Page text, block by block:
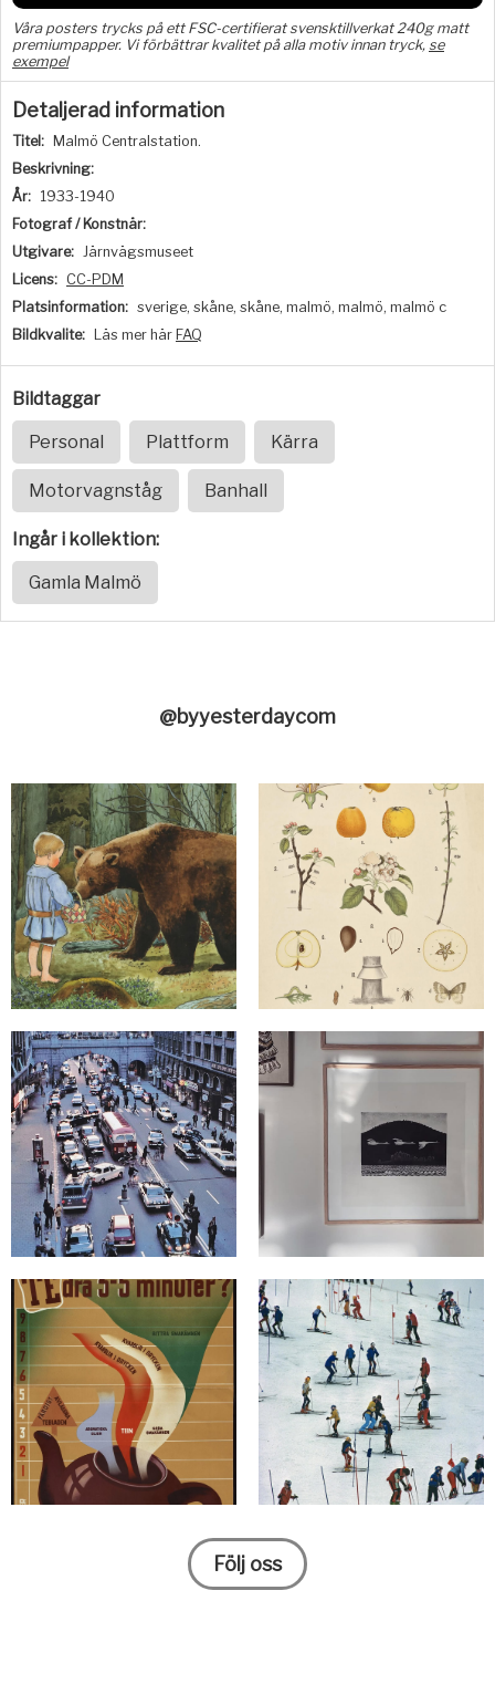
Våra posters trycks på ett FSC-certifierat svensktillverkat 240g matt
premiumpapper. Vi förbättrar kvalitet på alla motiv innan tryck, se
exempel
Detaljerad information
Titel:
Malmö Centralstation.
Beskrivning:
År: 1933-1940
Fotograf / Konstnär:
Utgivare: Järnvägsmuseet
Licens: CC-PDM
Platsinformation: sverige, skåne, skåne, malmö, malmö, malmö c
Bildkvalite:
Läs mer här FAQ
Bildtaggar
Personal Plattform Kärra
Motorvagnståg Banhall
Ingår i kollektion:
Gamla Malmö
@byyesterdaycom
Följ oss